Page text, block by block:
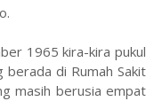
1965 kira-kira pukul
di Rumah Sakit
masih berusia empat